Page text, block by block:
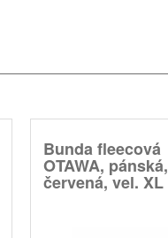
Bunda fleecová
OTAWA, pánská,
červená, vel. XL